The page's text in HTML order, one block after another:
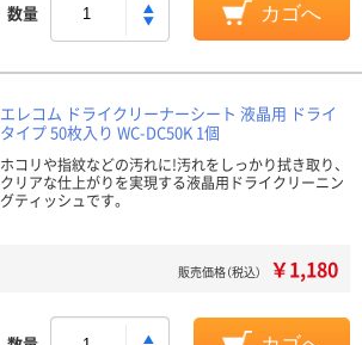
数量 カゴへ
エレコム ドライクリーナーシート 液晶用 ドライ
タイプ 50枚入り WC-DC50K 1個
ホコリや指紋などの汚れに!汚れをしっかり拭き取り、
クリアな仕上がりを実現する液晶用ドライクリーニン
グティッシュです。
販売価格（税込） ￥1,180